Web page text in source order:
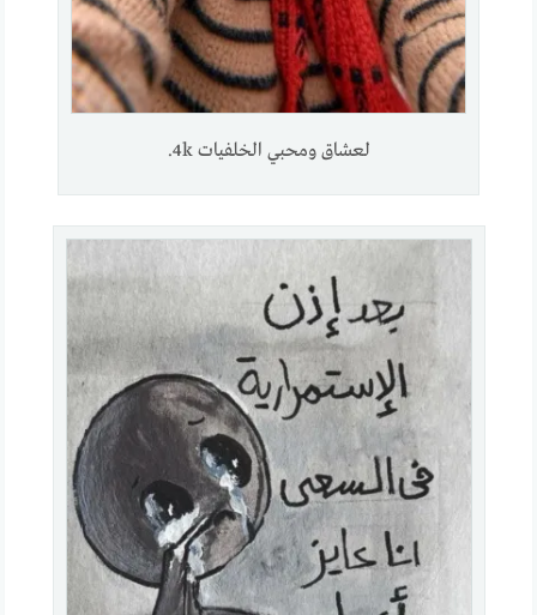
لعشاق ومحبي الخلفيات 4k.